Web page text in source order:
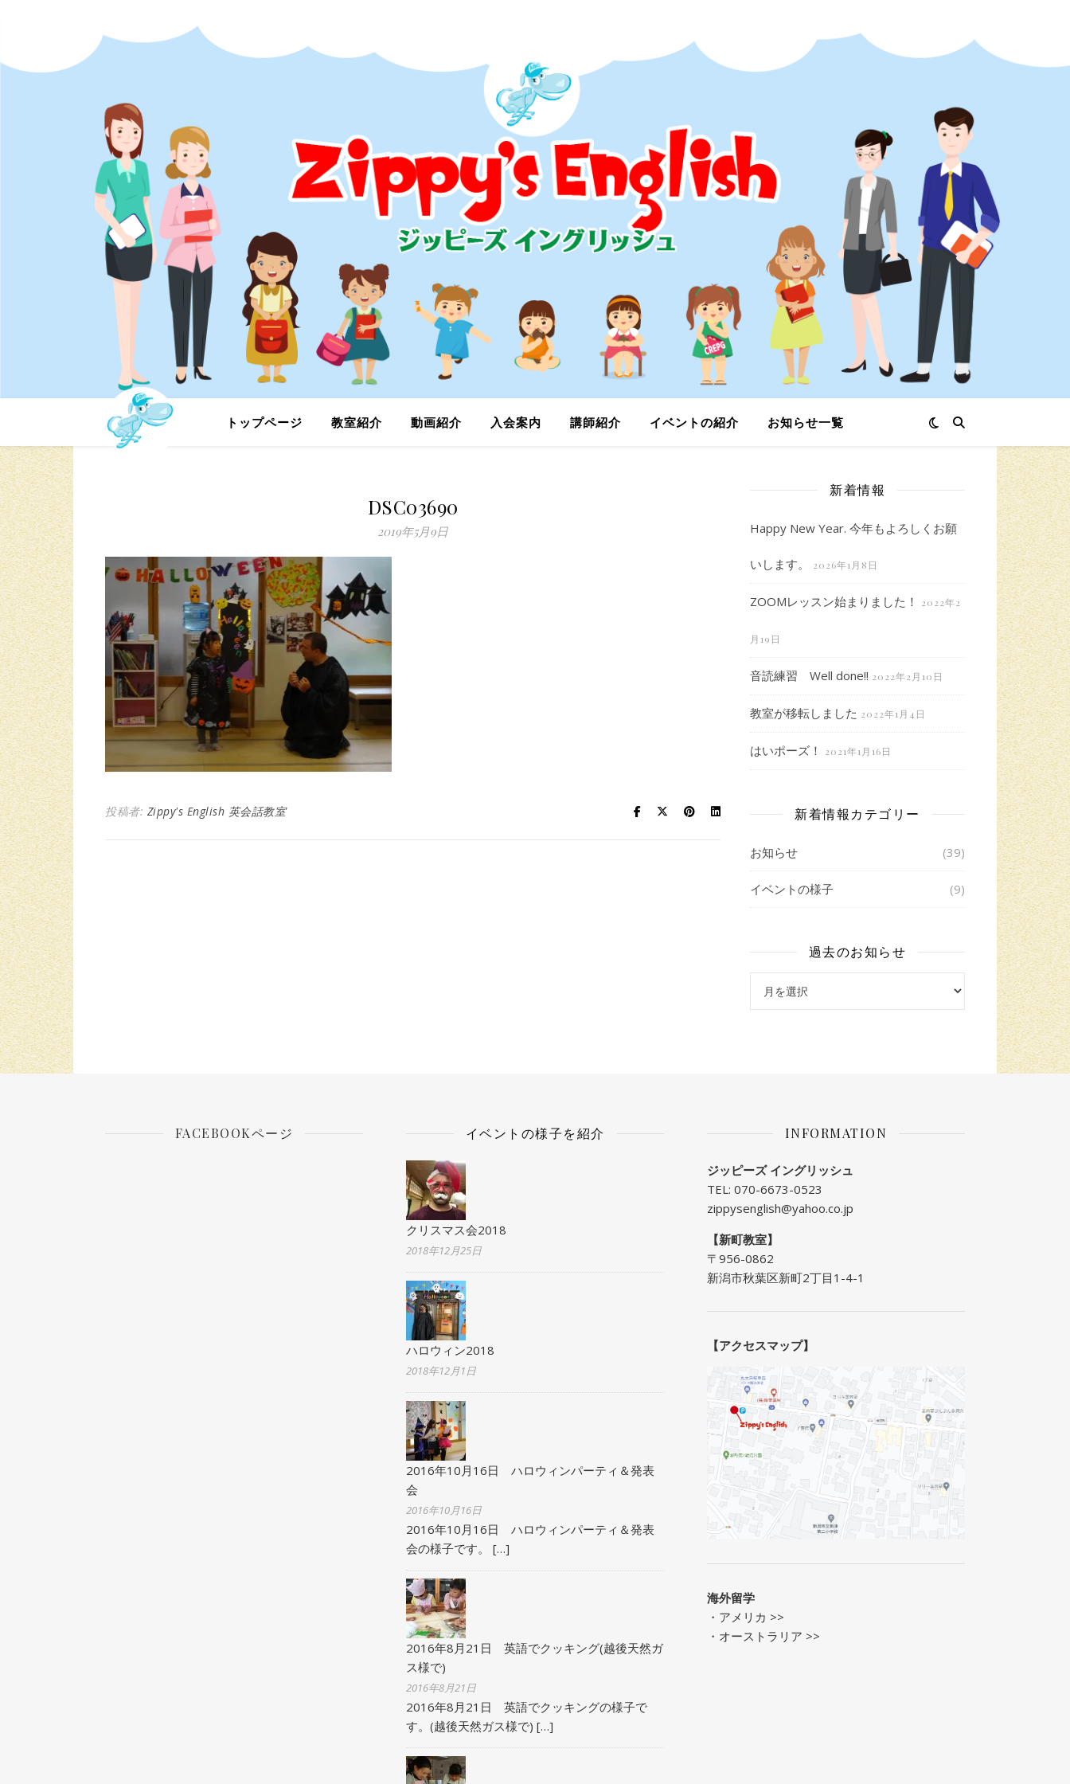
トップページ 教室紹介 動画紹介 入会案内 講師紹介 イベントの紹介 お知らせ一覧
DSC03690
2019年5月9日
投稿者: Zippy's English 英会話教室
新着情報
Happy New Year. 今年もよろしくお願
いします。 2026年1月8日
ZOOMレッスン始まりました！ 2022年2
月19日
音読練習 Well done!! 2022年2月10日
教室が移転しました 2022年1月4日
はいポーズ！ 2021年1月16日
新着情報カテゴリー
お知らせ (39)
イベントの様子 (9)
過去のお知らせ
FACEBOOKページ イベントの様子を紹介
クリスマス会2018
2018年12月25日
ハロウィン2018
2018年12月1日
2016年10月16日 ハロウィンパーティ＆発表
会
2016年10月16日
2016年10月16日 ハロウィンパーティ＆発表
会の様子です。
[…]
2016年8月21日 英語でクッキング(越後天然ガ
ス様で)
2016年8月21日
2016年8月21日 英語でクッキングの様子で
す。(越後天然ガス様で) […]
INFORMATION
ジッピーズ イングリッシュ
TEL: 070-6673-0523
zippysenglish@yahoo.co.jp
【新町教室】
〒956-0862
新潟市秋葉区新町2丁目1-4-1
【アクセスマップ】
海外留学
・ アメリカ >>
・ オーストラリア >>